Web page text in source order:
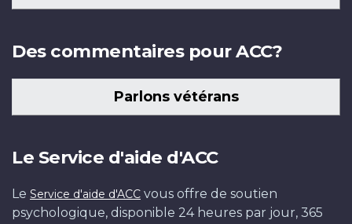
Des commentaires pour ACC?
Parlons vétérans
Le Service d'aide d'ACC
Le Service d'aide d'ACC vous offre de soutien
psychologique, disponible 24 heures par jour, 365